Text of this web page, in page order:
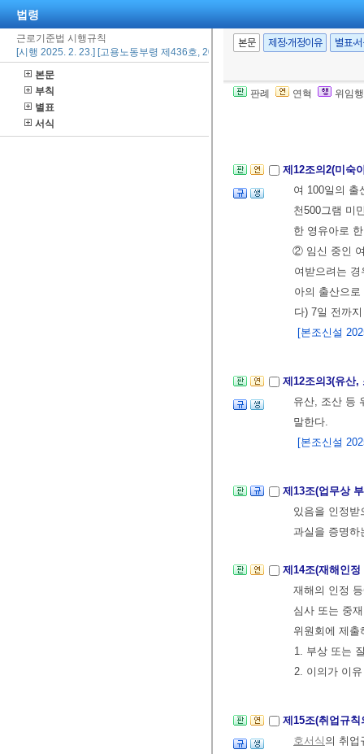
법령
근로기준법 시행규칙
[시행 2025. 2. 23.] [고용노동부령 제436호, 2025. 2. 21., 일부개정]
본문
부칙
별표
서식
본문 제정·개정이유 별표·
판례 연혁 위임
야간근로나
고용노동관서
②관할 지방고
제12조의2(미숙
여 100일의 출
천500그램 미
한 영유아로
② 임신 중인
여받으려는
아의 출산으
다) 7일 전까
[본조신설
제12조의3(유산
유산, 조산 등
말한다.
[본조신설
제13조(업무상
있음을 인정
과실을 증명하
제14조(재해인
재해의 인정
심사 또는 중
위원회에 제
1. 부상 또는
2. 이의가 이
제15조(취업규
호서식 의 취업